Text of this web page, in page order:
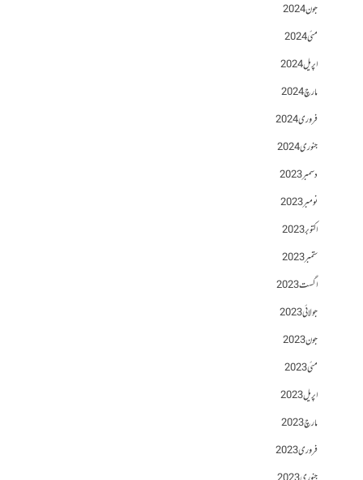
جون 2024
مئی 2024
اپریل 2024
مارچ 2024
فروری 2024
جنوری 2024
دسمبر 2023
نومبر 2023
اکتوبر 2023
ستمبر 2023
اگست 2023
جولائی 2023
جون 2023
مئی 2023
اپریل 2023
مارچ 2023
فروری 2023